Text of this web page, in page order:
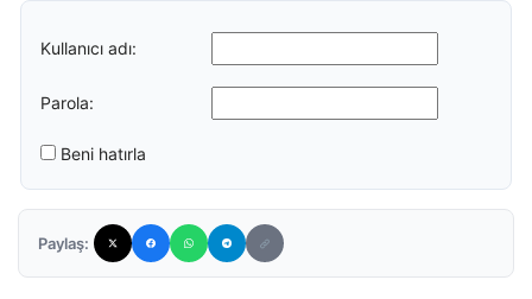
Kullanıcı adı:
Parola:
Beni hatırla
Paylaş: